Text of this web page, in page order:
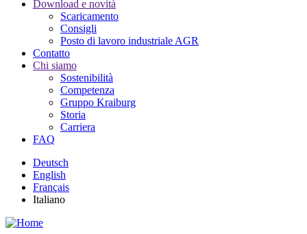
Download e novità
Scaricamento
Consigli
Posto di lavoro industriale AGR
Contatto
Chi siamo
Sostenibilità
Competenza
Gruppo Kraiburg
Storia
Carriera
FAQ
Deutsch
English
Français
Italiano